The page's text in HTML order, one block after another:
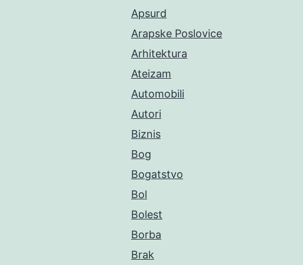
Apsurd
Arapske Poslovice
Arhitektura
Ateizam
Automobili
Autori
Biznis
Bog
Bogatstvo
Bol
Bolest
Borba
Brak